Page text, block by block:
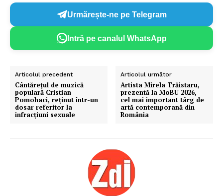
Urmărește-ne pe Telegram
Intră pe canalul WhatsApp
Articolul precedent
Cântărețul de muzică
populară Cristian
Pomohaci, reţinut într-un
dosar referitor la
infracţiuni sexuale
Articolul următor
Artista Mirela Trăistaru,
prezentă la MoBU 2026,
cel mai important târg de
artă contemporană din
România